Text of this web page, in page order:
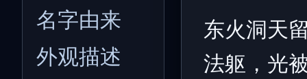
名字由来
外观描述
东火洞天
法躯，光